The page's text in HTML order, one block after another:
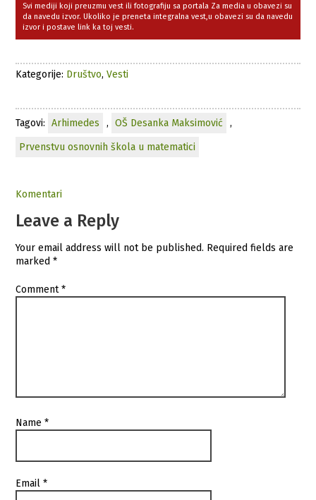
Svi mediji koji preuzmu vest ili fotografiju sa portala Za media u obavezi su
da navedu izvor. Ukoliko je preneta integralna vest,u obavezi su da navedu
izvor i postave link ka toj vesti.
Kategorije: Društvo,Vesti
Tagovi: Arhimedes , OŠ Desanka Maksimović
,
Prvenstvu osnovnih škola u matematici
Komentari
Leave a Reply
Your email address will not be published. Required fields are
marked*
Comment*
Name*
Email*